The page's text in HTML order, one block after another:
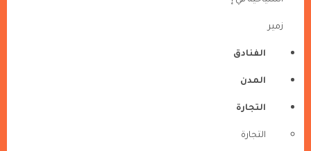
زمير
الفنادق
المدن
التجارة
التجارة